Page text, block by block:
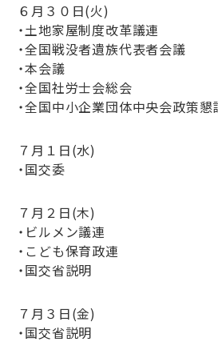
６月３０日(火)
・土地家屋制度改革議連
・全国戦没者遺族代表者会議
・本会議
・全国社労士会総会
・全国中小企業団体中央会政策懇
７月１日(水)
・国交委
７月２日(木)
・ビルメン議連
・こども保育政連
・国交省説明
７月３日(金)
・国交省説明